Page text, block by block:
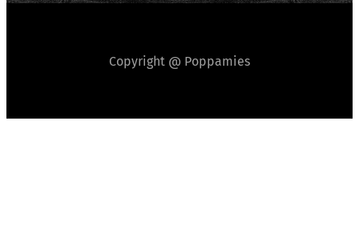
Copyright @ Poppamies